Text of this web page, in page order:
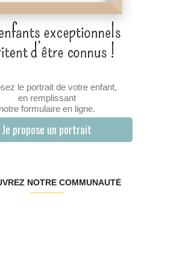
le portrait de votre enfant,
en remplissant
notre formulaire en ligne.
Je propose un portrait
NOTRE COMMUNAUTÉ